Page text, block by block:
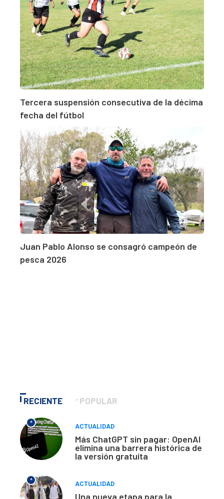
Tercera suspensión consecutiva de la décima
fecha del fútbol
Juan Pablo Alonso se consagró campeón de
pesca 2026
RECIENTE POPULAR
*
ACTUALIDAD
Más ChatGPT sin pagar: OpenAI
elimina una barrera histórica de
la versión gratuita
*
ACTUALIDAD
Una nueva etapa para la